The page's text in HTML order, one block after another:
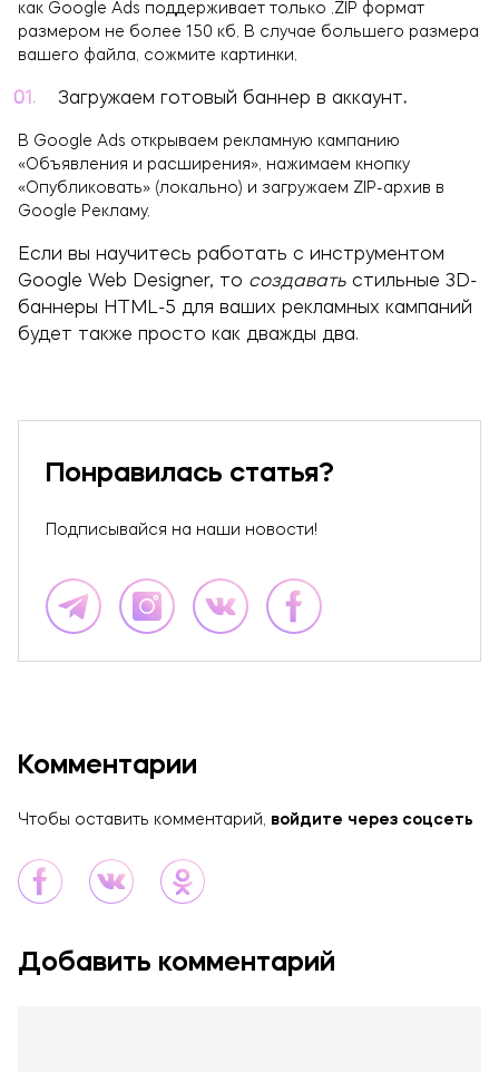
как Google Ads поддерживает только .ZIP формат
размером не более 150 кб. В случае большего размера
вашего файла, сожмите картинки.
Загружаем готовый баннер в аккаунт.
В Google Ads открываем рекламную кампанию
«Объявления и расширения», нажимаем кнопку
«Опубликовать» (локально) и загружаем ZIP-архив в
Google Рекламу.
Если вы научитесь работать с инструментом
Google Web Designer, то создавать стильные 3D-
баннеры HTML-5 для ваших рекламных кампаний
будет также просто как дважды два.
Понравилась статья?
Подписывайся на наши новости!
Комментарии
Чтобы оставить комментарий, войдите через соцсеть
Добавить комментарий